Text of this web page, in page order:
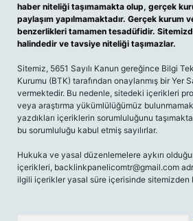
haber niteliği taşımamakta olup, gerçek
paylaşım yapılmamaktadır. Gerçek kurum
benzerlikleri tamamen tesadüfidir.
halindedir ve tavsiye niteliği taşımazlar.
Sitemiz, 5651 Sayılı Kanun gereğince Bilgi
Kurumu (BTK) tarafından onaylanmış bir Yer
vermektedir. Bu nedenle, sitedeki içerikleri
veya araştırma yükümlülüğümüz
yazdıkları içeriklerin sorumluluğunu
bu sorumluluğu kabul etmiş sayılırlar.
Hukuka ve yasal düzenlemelere aykırı
içerikleri, backlinkpanelicomtr@gmail.com
ilgili içerikler yasal süre içerisinde sitemizden